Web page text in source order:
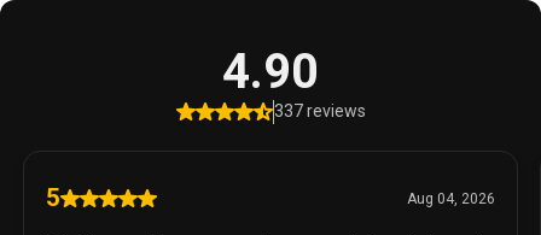
4.90
337 reviews
5 Aug 04, 2026